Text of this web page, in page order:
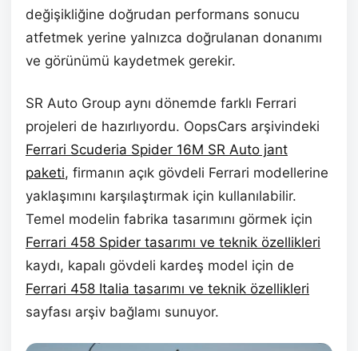
değişikliğine doğrudan performans sonucu
atfetmek yerine yalnızca doğrulanan donanımı
ve görünümü kaydetmek gerekir.
SR Auto Group aynı dönemde farklı Ferrari
projeleri de hazırlıyordu. OopsCars arşivindeki
Ferrari Scuderia Spider 16M SR Auto jant
paketi, firmanın açık gövdeli Ferrari modellerine
yaklaşımını karşılaştırmak için kullanılabilir.
Temel modelin fabrika tasarımını görmek için
Ferrari 458 Spider tasarımı ve teknik özellikleri
kaydı, kapalı gövdeli kardeş model için de
Ferrari 458 Italia tasarımı ve teknik özellikleri
sayfası arşiv bağlamı sunuyor.